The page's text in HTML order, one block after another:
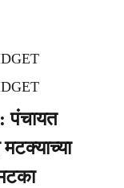
पंचायत
मटक्याच्या